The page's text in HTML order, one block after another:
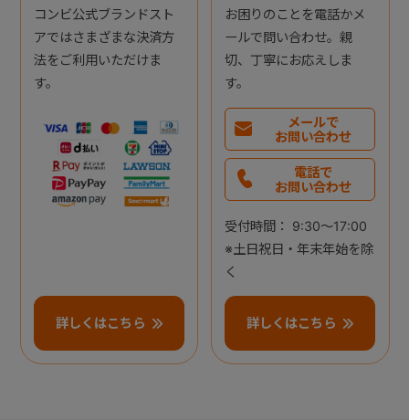
コンビ公式ブランドスト
アではさまざまな決済方
法をご利用いただけま
す。
詳しくはこちら
お困りのことを電話かメ
ールで問い合わせ。親
切、丁寧にお応えしま
す。
メールで
お問い合わせ
電話で
お問い合わせ
受付時間： 9:30～17:00
※土日祝日・年末年始を除
く
詳しくはこちら